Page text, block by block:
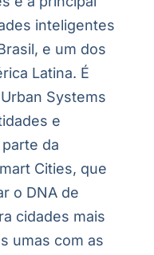
inteligentes
e um dos
Latina. É
Systems
e
da
Cities, que
o DNA de
cidades mais
umas com as